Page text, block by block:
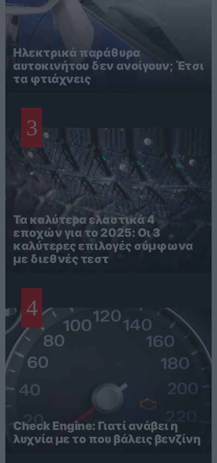
Ηλεκτρικά παράθυρα
αυτοκινήτου δεν ανοίγουν; Έτσι
τα φτιάχνεις
3
Τα καλύτερα ελαστικά 4
εποχών για το 2025: Οι 3
καλύτερες επιλογές σύμφωνα
με διεθνές τεστ
4
Check Engine: Γιατί ανάβει η
λυχνία με το που βάλεις βενζίνη